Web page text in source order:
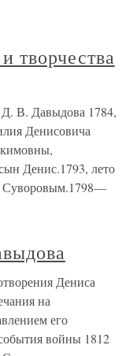
творчества
В. Давыдова 1784,
Денисовича
Денис.1793, лето
Суворовым.1798—
Дениса
на
его
войны 1812